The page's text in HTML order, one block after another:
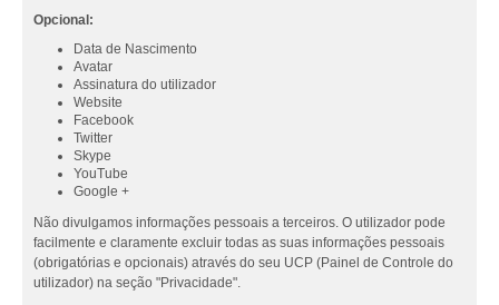
Opcional:
Data de Nascimento
Avatar
Assinatura do utilizador
Website
Facebook
Twitter
Skype
YouTube
Google +
Não divulgamos informações pessoais a terceiros. O utilizador pode
facilmente e claramente excluir todas as suas informações pessoais
(obrigatórias e opcionais) através do seu UCP (Painel de Controle do
utilizador) na seção "Privacidade".